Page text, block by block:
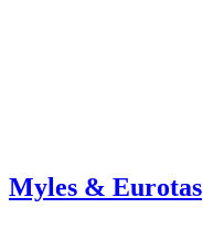
Myles & Eurotas